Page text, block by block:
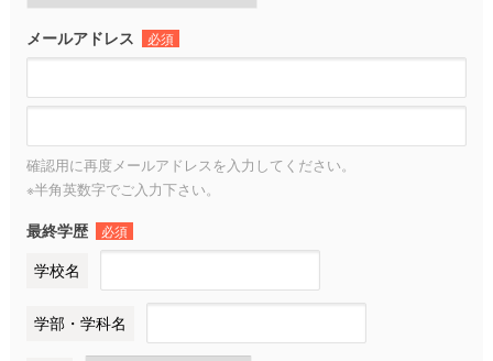
メールアドレス 必須
確認用に再度メールアドレスを入力してください。
※半角英数字でご入力下さい。
最終学歴 必須
学校名
学部・学科名